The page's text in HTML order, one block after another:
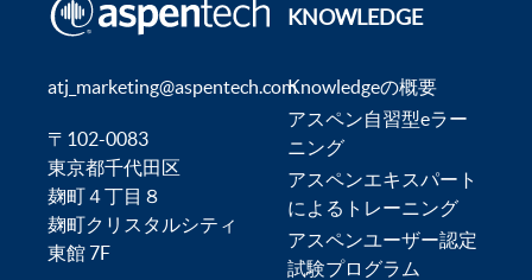
atj_marketing@aspentech.com
〒102-0083
東京都千代田区
麹町４丁目８
麹町クリスタルシティ
東館 7F
KNOWLEDGE
Knowledgeの概要
アスペン自習型eラー
ニング
アスペンエキスパート
によるトレーニング
アスペンユーザー認定
試験プログラム